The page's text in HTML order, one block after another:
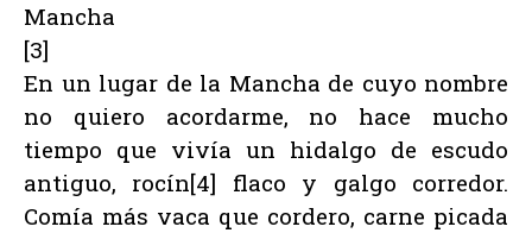
Mancha
[3]
En un lugar de la Mancha de cuyo nombre
no quiero acordarme, no hace mucho
tiempo que vivía un hidalgo de escudo
antiguo, rocín[4] flaco y galgo corredor.
Comía más vaca que cordero, carne picada